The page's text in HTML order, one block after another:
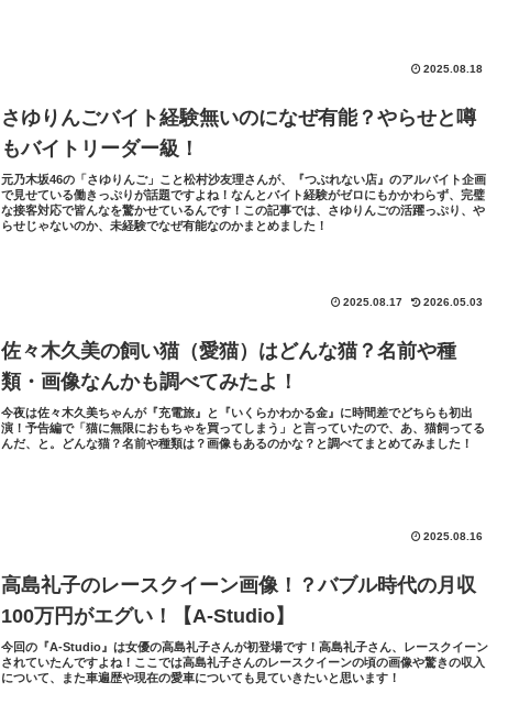
2025.08.18
さゆりんごバイト経験無いのになぜ有能？やらせと噂
もバイトリーダー級！
元乃木坂46の「さゆりんご」こと松村沙友理さんが、『つぶれない店』のアルバイト企画
で見せている働きっぷりが話題ですよね！なんとバイト経験がゼロにもかかわらず、完璧
な接客対応で皆んなを驚かせているんです！この記事では、さゆりんごの活躍っぷり、や
らせじゃないのか、未経験でなぜ有能なのかまとめました！
2025.08.17 2026.05.03
佐々木久美の飼い猫（愛猫）はどんな猫？名前や種
類・画像なんかも調べてみたよ！
今夜は佐々木久美ちゃんが『充電旅』と『いくらかわかる金』に時間差でどちらも初出
演！予告編で「猫に無限におもちゃを買ってしまう」と言っていたので、あ、猫飼ってる
んだ、と。どんな猫？名前や種類は？画像もあるのかな？と調べてまとめてみました！
2025.08.16
高島礼子のレースクイーン画像！？バブル時代の月収
100万円がエグい！【A-Studio】
今回の『A-Studio』は女優の高島礼子さんが初登場です！高島礼子さん、レースクイーン
されていたんですよね！ここでは高島礼子さんのレースクイーンの頃の画像や驚きの収入
について、また車遍歴や現在の愛車についても見ていきたいと思います！